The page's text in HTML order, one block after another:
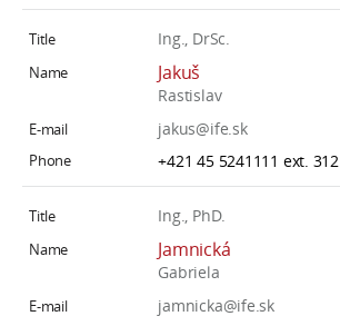
Ing., DrSc.
Jakuš
Rastislav
jakus@ife.sk
+421 45 5241111 ext. 312
Ing., PhD.
Jamnická
Gabriela
jamnicka@ife.sk